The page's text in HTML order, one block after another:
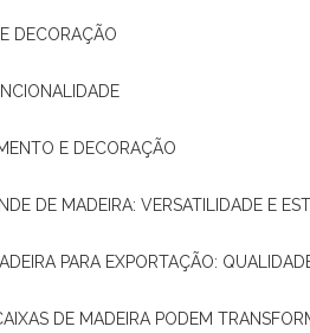
DECORAÇÃO
E DECORAÇÃO
DE MADEIRA: VERSATILIDADE E
PARA EXPORTAÇÃO:
CAIXAS DE MADEIRA PODEM